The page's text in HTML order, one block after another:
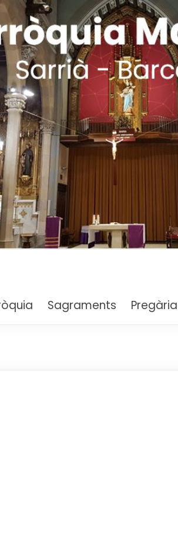
Sagraments Pregària